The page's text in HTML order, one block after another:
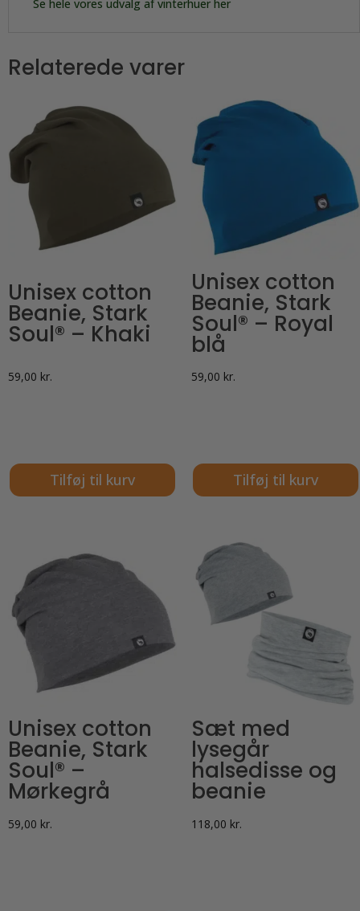
Se hele vores udvalg af vinterhuer her
Relaterede varer
Unisex cotton
Beanie, Stark
Soul® – Khaki
59,00 kr.
Tilføj til kurv
Unisex cotton
Beanie, Stark
Soul® – Royal
blå
59,00 kr.
Tilføj til kurv
Unisex cotton
Beanie, Stark
Soul® –
Mørkegrå
59,00 kr.
Sæt med
lysegår
halsedisse og
beanie
118,00 kr.